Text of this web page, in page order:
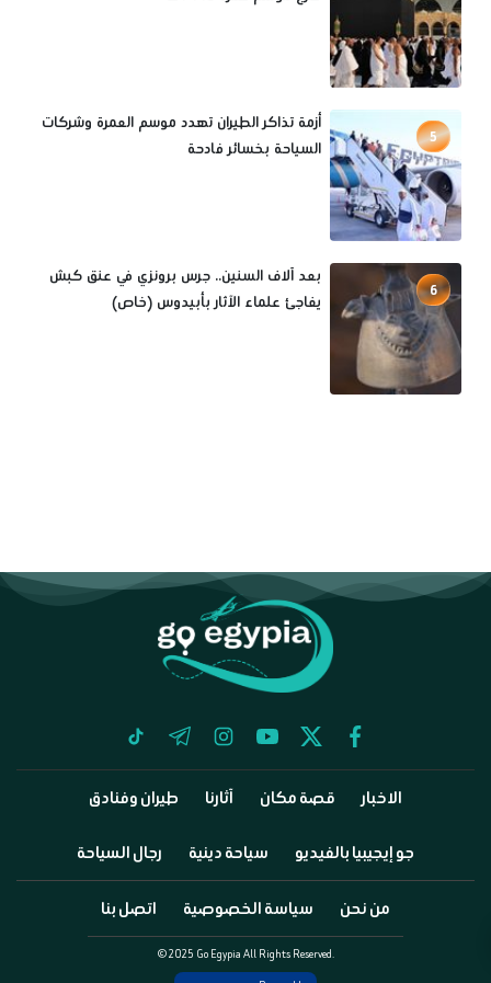
5
أزمة تذاكر الطيران تهدد موسم العمرة وشركات
السياحة بخسائر فادحة
6
بعد آلاف السنين.. جرس برونزي في عنق كبش
يفاجئ علماء الآثار بأبيدوس (خاص)
facebook
twitter
youtube
instagram
telegram
tiktok
الاخبار قصة مكان آثارنا طيران وفنادق
جو إيجيبيا بالفيديو سياحة دينية رجال السياحة
من نحن سياسة الخصوصية اتصل بنا
©2025 Go Egypia All Rights Reserved.